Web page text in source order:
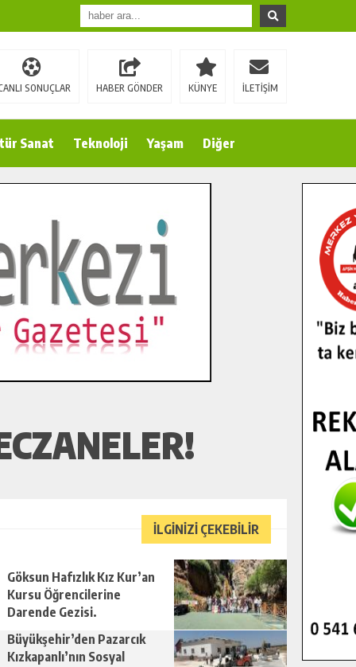
SONUÇLAR HABER GÖNDER KÜNYE İLETİŞİM
Sanat Teknoloji Yaşam Diğer
İLGİNİZİ ÇEKEBİLİR
Göksun Hafızlık Kız Kur’an
Kursu Öğrencilerine
Darende Gezisi.
Büyükşehir’den Pazarcık
Kızkapanlı’nın Sosyal